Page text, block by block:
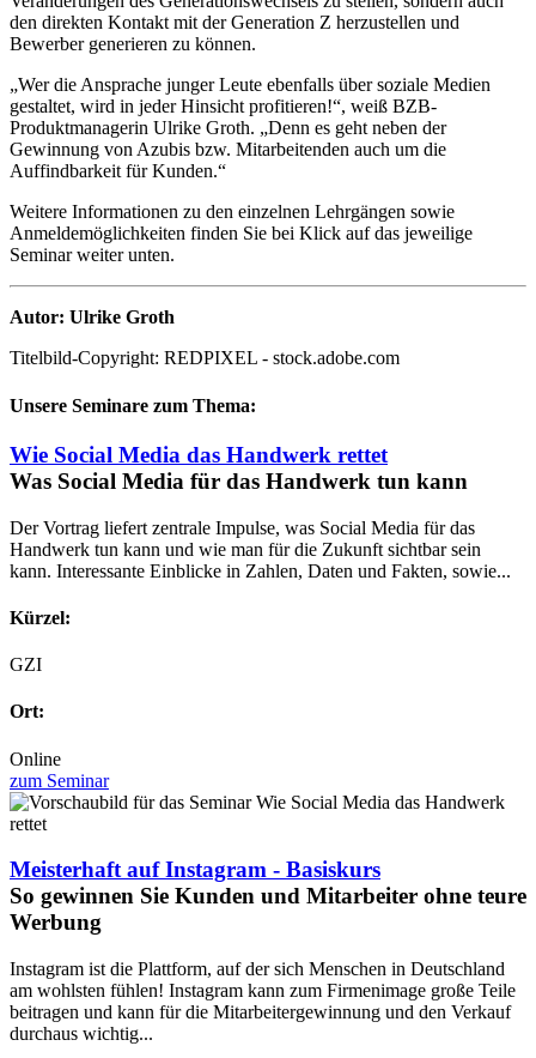
den direkten Kontakt mit der Generation Z herzustellen und
Bewerber generieren zu können.
„Wer die Ansprache junger Leute ebenfalls über soziale Medien
gestaltet, wird in jeder Hinsicht profitieren!“, weiß BZB-
Produktmanagerin Ulrike Groth. „Denn es geht neben der
Gewinnung von Azubis bzw. Mitarbeitenden auch um die
Auffindbarkeit für Kunden.“
Weitere Informationen zu den einzelnen Lehrgängen sowie
Anmeldemöglichkeiten finden Sie bei Klick auf das jeweilige
Seminar weiter unten.
Autor: Ulrike Groth
Titelbild-Copyright: REDPIXEL - stock.adobe.com
Unsere Seminare zum Thema:
Wie Social Media das Handwerk rettet
Was Social Media für das Handwerk tun kann
Der Vortrag liefert zentrale Impulse, was Social Media für das
Handwerk tun kann und wie man für die Zukunft sichtbar sein
kann. Interessante Einblicke in Zahlen, Daten und Fakten, sowie...
Kürzel:
GZI
Ort:
Online
zum Seminar
Meisterhaft auf Instagram - Basiskurs
So gewinnen Sie Kunden und Mitarbeiter ohne teure
Werbung
Instagram ist die Plattform, auf der sich Menschen in Deutschland
am wohlsten fühlen! Instagram kann zum Firmenimage große Teile
beitragen und kann für die Mitarbeitergewinnung und den Verkauf
durchaus wichtig...